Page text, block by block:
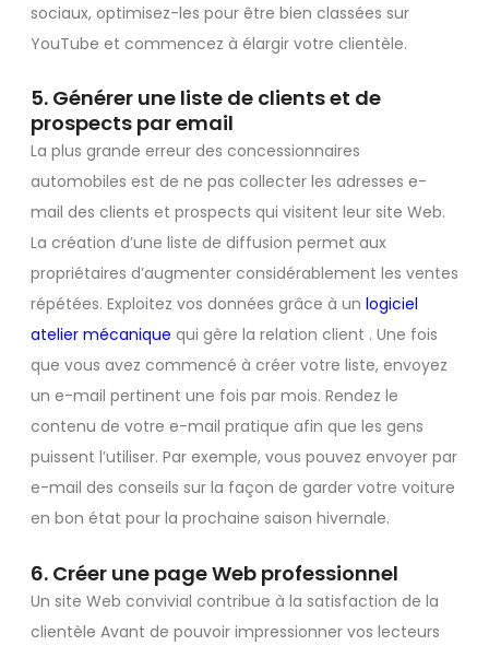
sociaux, optimisez-les pour être bien classées sur
YouTube et commencez à élargir votre clientèle.
5. Générer une liste de clients et de
prospects par email
La plus grande erreur des concessionnaires
automobiles est de ne pas collecter les adresses e-
mail des clients et prospects qui visitent leur site Web.
La création d’une liste de diffusion permet aux
propriétaires d’augmenter considérablement les ventes
répétées. Exploitez vos données grâce à un logiciel
atelier mécanique qui gère la relation client . Une fois
que vous avez commencé à créer votre liste, envoyez
un e-mail pertinent une fois par mois. Rendez le
contenu de votre e-mail pratique afin que les gens
puissent l’utiliser. Par exemple, vous pouvez envoyer par
e-mail des conseils sur la façon de garder votre voiture
en bon état pour la prochaine saison hivernale.
6. Créer une page Web professionnel
Un site Web convivial contribue à la satisfaction de la
clientèle Avant de pouvoir impressionner vos lecteurs